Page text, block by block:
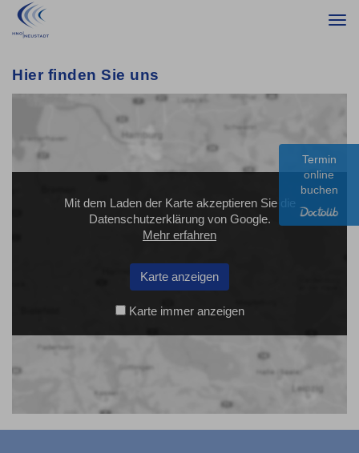
Hier finden Sie uns
Mit dem Laden der Karte akzeptieren Sie die
Datenschutzerklärung von Google.
Mehr erfahren
Karte anzeigen
Karte immer anzeigen
Termin
online
buchen